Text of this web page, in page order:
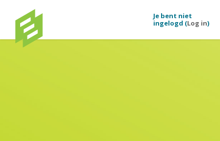
Je bent niet
ingelogd (Log in)